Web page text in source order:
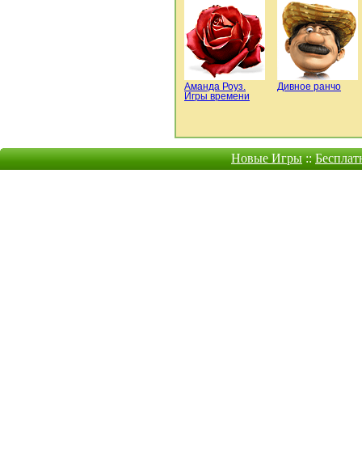
Аманда Роуз.
Игры времени
Дивное ранчо
Новые Игры::